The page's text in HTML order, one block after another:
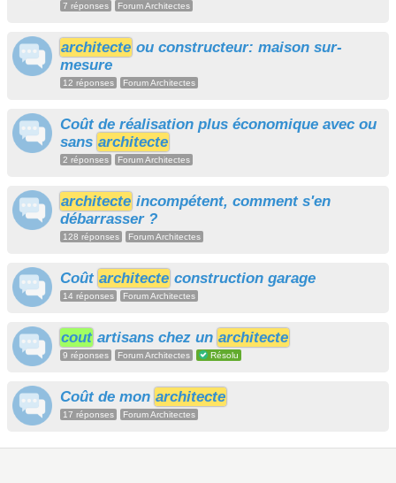
7 réponses Forum Architectes
architecte ou constructeur: maison sur-
mesure
12 réponses Forum Architectes
Coût de réalisation plus économique avec ou
sans architecte
2 réponses Forum Architectes
architecte incompétent, comment s'en
débarrasser ?
128 réponses Forum Architectes
Coût architecte construction garage
14 réponses Forum Architectes
cout artisans chez un architecte
9 réponses Forum Architectes Résolu
Coût de mon architecte
17 réponses Forum Architectes